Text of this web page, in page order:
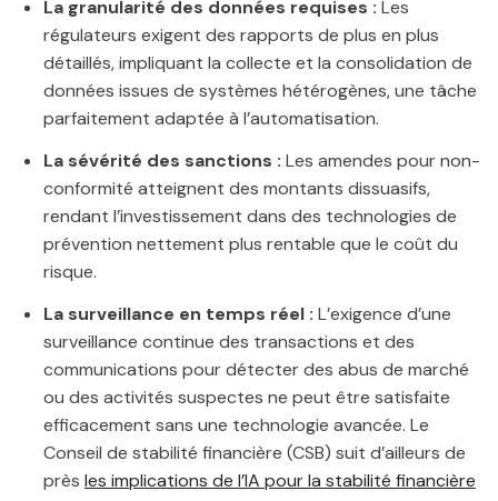
La granularité des données requises : Les
régulateurs exigent des rapports de plus en plus
détaillés, impliquant la collecte et la consolidation de
données issues de systèmes hétérogènes, une tâche
parfaitement adaptée à l’automatisation.
La sévérité des sanctions : Les amendes pour non-
conformité atteignent des montants dissuasifs,
rendant l’investissement dans des technologies de
prévention nettement plus rentable que le coût du
risque.
La surveillance en temps réel : L’exigence d’une
surveillance continue des transactions et des
communications pour détecter des abus de marché
ou des activités suspectes ne peut être satisfaite
efficacement sans une technologie avancée. Le
Conseil de stabilité financière (CSB) suit d’ailleurs de
près les implications de l’IA pour la stabilité financière